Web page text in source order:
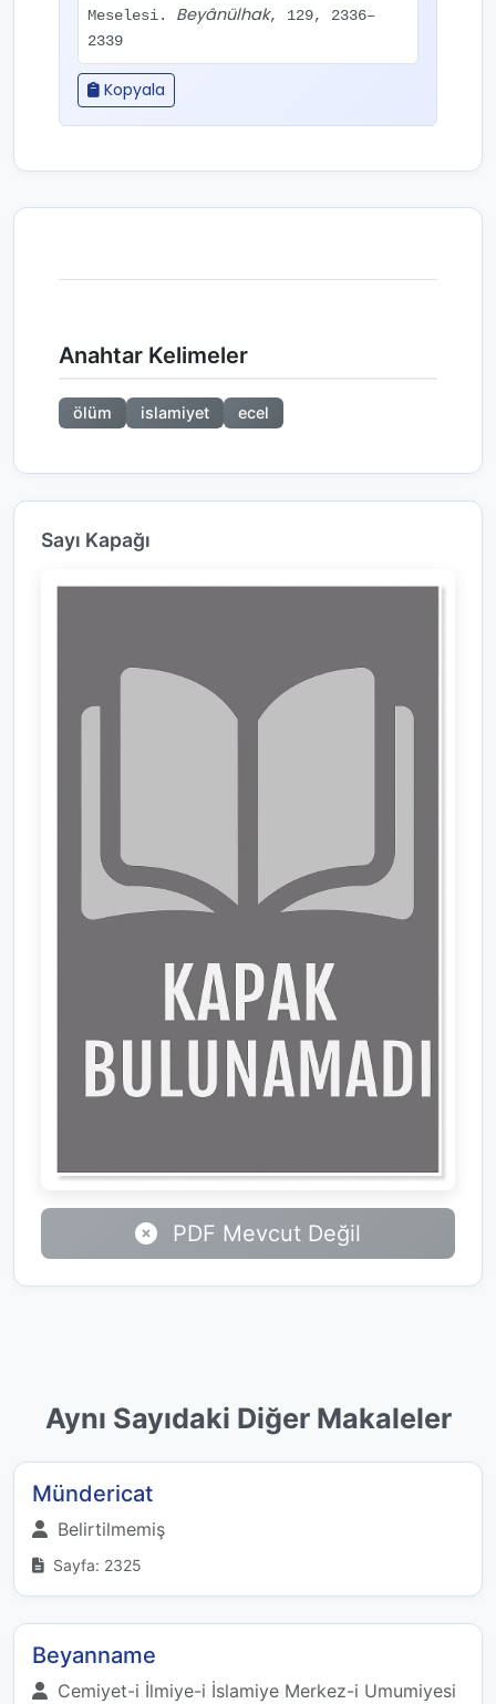
Meselesi. Beyânülhak, 129, 2336–
2339
Kopyala
Anahtar Kelimeler
ölüm islamiyet ecel
Sayı Kapağı
PDF Mevcut Değil
Aynı Sayıdaki Diğer Makaleler
Mündericat
Belirtilmemiş
Sayfa: 2325
Beyanname
Cemiyet-i İlmiye-i İslamiye Merkez-i Umumiyesi